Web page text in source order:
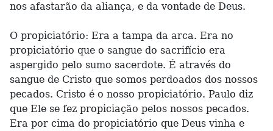
nos afastarão da aliança, e da vontade de Deus.
O propiciatório: Era a tampa da arca. Era no
propiciatório que o sangue do sacrifício era
aspergido pelo sumo sacerdote. É através do
sangue de Cristo que somos perdoados dos nossos
pecados. Cristo é o nosso propiciatório. Paulo diz
que Ele se fez propiciação pelos nossos pecados.
Era por cima do propiciatório que Deus vinha e